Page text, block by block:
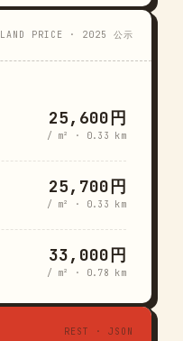
LAND PRICE · 2025 公示
25,600円
/ m² · 0.33 km
25,700円
/ m² · 0.33 km
33,000円
/ m² · 0.78 km
REST · JSON